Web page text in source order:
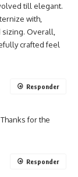
till elegant.
with,
Overall,
crafted feel
for the
Responder
Responder